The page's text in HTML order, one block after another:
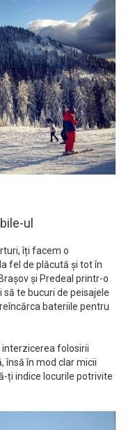
ul
îți facem o
fel de plăcută și tot în
și Predeal printr-o
te bucuri de peisajele
bateriile pentru
interzicerea folosirii
însă în mod clar micii
ți indice locurile potrivite